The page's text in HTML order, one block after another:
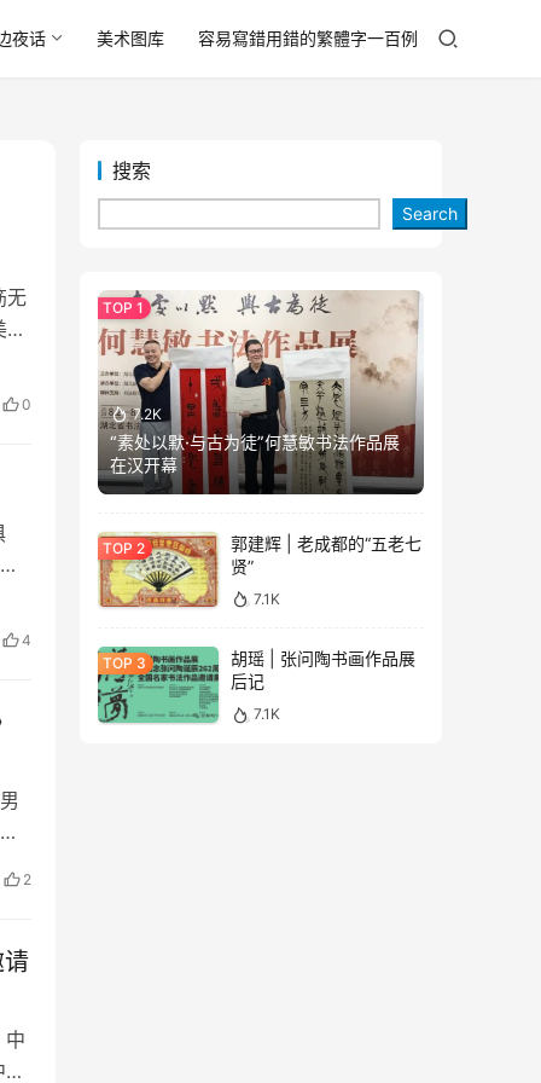
夜话 美术图库 容易寫錯用錯的繁體字一百例
无
0
4
2
中
搜索
Search
7.2K
“素处以默·与古为徒”何慧敏书法作品展
在汉开幕
郭建辉 | 老成都的“五老七
贤”
7.1K
胡瑶 | 张问陶书画作品展
后记
7.1K